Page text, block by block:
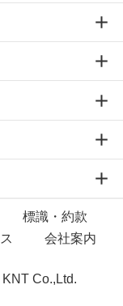
標識・約款
会社案内
KNT Co.,Ltd.